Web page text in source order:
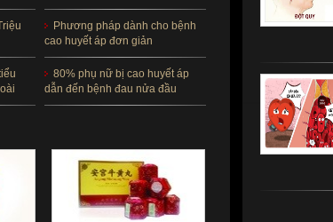
Phương pháp dành cho bệnh
cao huyết áp đơn giản
80% phụ nữ bị cao huyết áp
dẫn đến bệnh đau nửa đầu